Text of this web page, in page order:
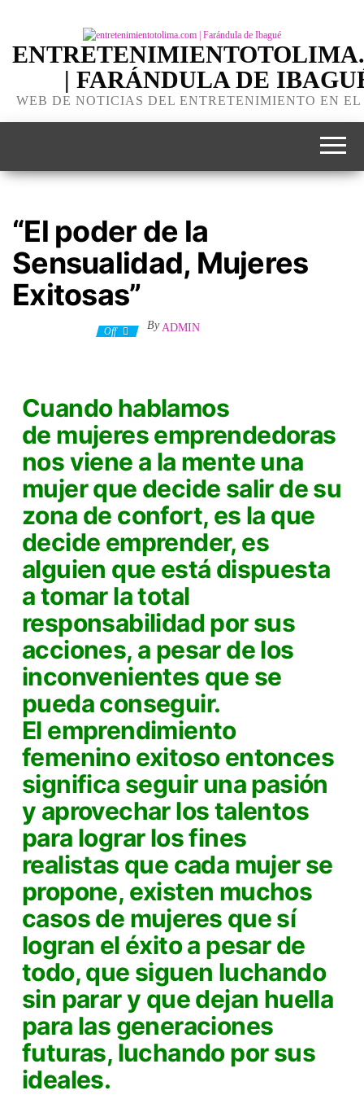
| FARÁNDULA DE
WEB DE NOTICIAS DEL ENTRETENIMIENTO EN
“El poder de la
Sensualidad, Mujeres
Exitosas”
Off By ADMIN
Cuando hablamos
de mujeres emprendedoras
nos viene a la menteuna
mujer que decide salir de su
zona de confort, es la que
decide emprender, es
alguien que está dispuesta
a tomar la total
responsabilidad por sus
acciones, a pesar de los
inconvenientes que se
pueda conseguir.
El emprendimiento
femeninoexitoso entonces
significa seguir una pasión
y aprovechar los talentos
para lograr los fines
realistas que cada mujer se
propone, existen muchos
casos de mujeres que sí
logran el éxito a pesar de
todo, que siguen luchando
sin parar y que dejan huella
para las generaciones
futuras, luchando por sus
ideales.